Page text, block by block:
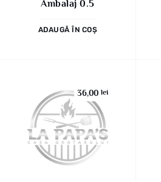
Ambalaj 0.5
ADAUGĂ ÎN COȘ
36,00lei